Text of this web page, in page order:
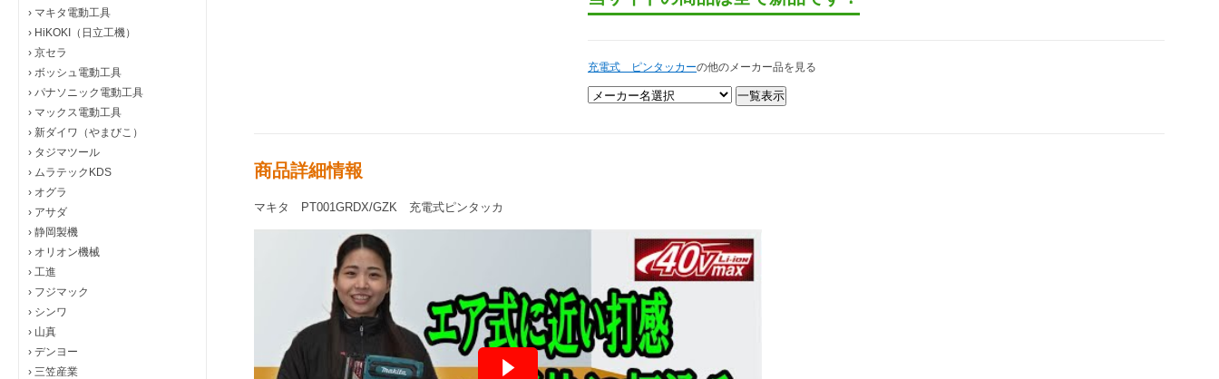
› マキタ電動工具
› HiKOKI（日立工機）
› 京セラ
› ボッシュ電動工具
› パナソニック電動工具
› マックス電動工具
› 新ダイワ（やまびこ）
› タジマツール
› ムラテックKDS
› オグラ
› アサダ
› 静岡製機
› オリオン機械
› 工進
› フジマック
› シンワ
› 山真
› デンヨー
› 三笠産業
充電式 ピンタッカーの他のメーカー品を見る
商品詳細情報
マキタ PT001GRDX/GZK 充電式ピンタッカ